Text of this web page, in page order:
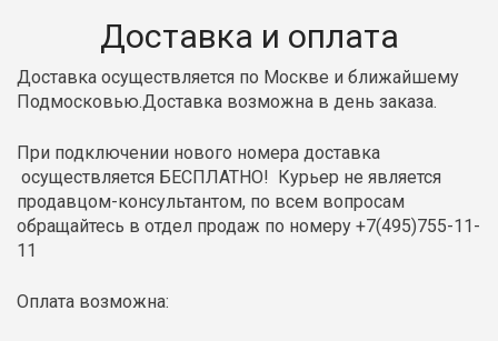
Доставка и оплата
Доставка осуществляется по Москве и ближайшему
Подмосковью.Доставка возможна в день заказа.
При подключении нового номера доставка
осуществляется БЕСПЛАТНО! Курьер не является
продавцом-консультантом, по всем вопросам
обращайтесь в отдел продаж по номеру +7(495)755-11-
11
Оплата возможна: